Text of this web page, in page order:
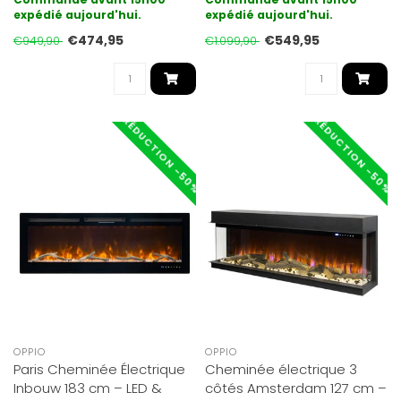
expédié aujourd'hui.
€949,90 €474,95
expédié aujourd'hui.
€1.099,90 €549,95
RÉDUCTION -50%
OPPIO
Paris Cheminée Électrique
Inbouw 183 cm – LED &
RÉDUCTION -50%
OPPIO
Cheminée électrique 3
côtés Amsterdam 127 cm –